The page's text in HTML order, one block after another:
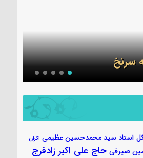
استاد سید محمدحسین عظیمی اکران
صیرفی حاج علی اکبر زادفرج